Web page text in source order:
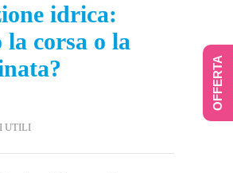
idrica:
la corsa o la
UTILI
OFFERTA